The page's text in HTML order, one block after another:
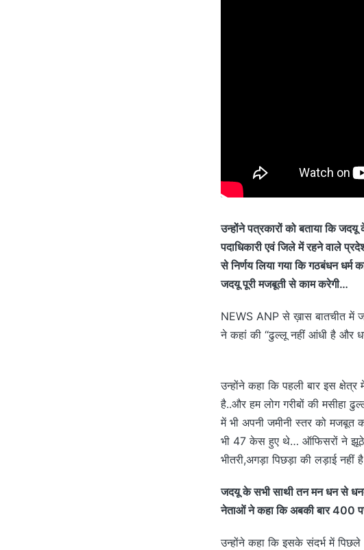
उन्होंने पत्रकारों को बताया कि जदयू
पदाधिकारी एवं जिले में रहने वाले
से निर्णय लिया गया कि गठबंधन धर्म
जदयू पूरी मजबूती से काम करेगी…
NEWS ANP से ख़ास बातचीत में
ने कहां की “ढुल्लू नहीं आंधी है और
उन्होंने कहा कि पहली बार इस
है..और हम लोग गरीबों की मसीहा
में भी अपनी जमीनी स्तर को
भी 47 केस हुए थे… ऑफिसरों ने झूठे
भीतरी,अगड़ा पिछड़ा की लड़ाई नहीं
जदयू के सभी साथी तन मन धन से
नेताओं ने कहा कि अबकी बार 400
उन्होंने कहा कि इसके संदर्भ में